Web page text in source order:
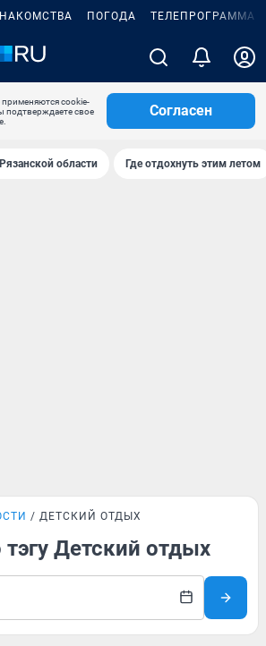
ПОГОДА ТЕЛЕПРОГРАММА
cookie-
подтверждаете свое
Согласен
области Где отдохнуть этим летом
ДЕТСКИЙ ОТДЫХ
Детский отдых